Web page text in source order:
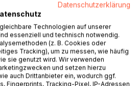
Datenschutzerklärung
Technologien auf unserer
essenziell und technisch notwendig.
(z. B. Cookies oder
Tracking), um zu messen, wie häufig
sie genutzt wird. Wir verwenden
und setzen hierzu
auch Drittanbieter ein, wodurch ggf.
Fingerprints, Tracking-Pixel, IP-Adressen